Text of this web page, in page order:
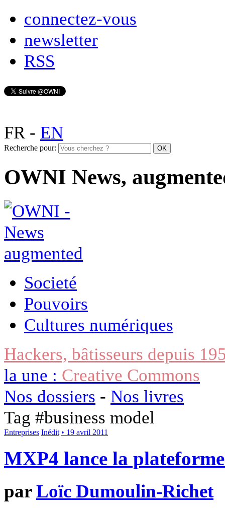
connectez-vous
newsletter
RSS
FR- EN
Recherche pour:
OWNI News,
Societé
Pouvoirs
Cultures numériques
Hackers, bâtisseurs depuis
la une : Creative Commons
Nos dossiers - Nos livres
Tag #business model
Entreprises Inédit • 19 avril 2011
MXP4 lance la
parLoïc Dumoulin-Richet